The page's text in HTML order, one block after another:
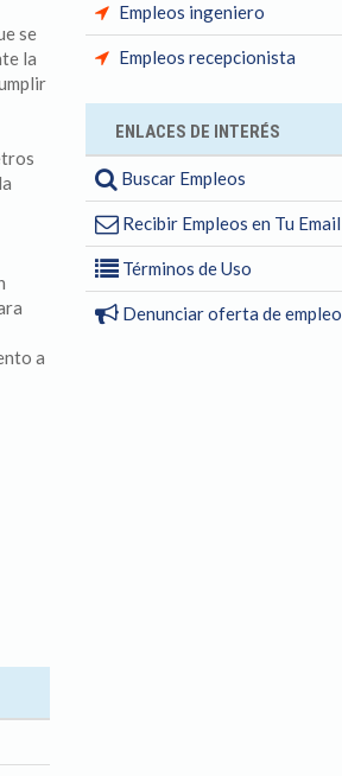
se
la
a
Empleos ingeniero
Empleos recepcionista
ENLACES DE INTERÉS
Buscar Empleos
Recibir Empleos en Tu Email
Términos de Uso
Denunciar oferta de empleo